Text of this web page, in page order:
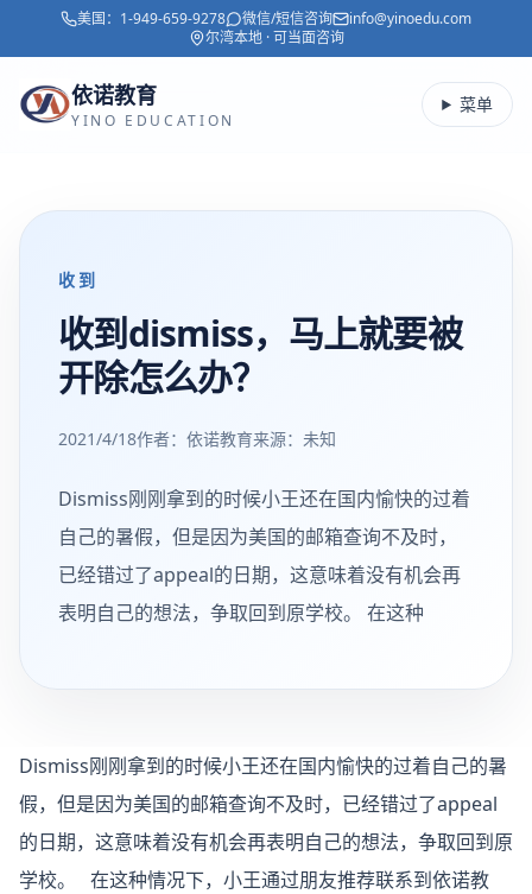
美国： 1-949-659-9278 微信/短信咨询
info@yinoedu.com
尔湾本地 · 可当面咨询
依诺教育
YINO EDUCATION
菜单
收到
收到dismiss，马上就要被
开除怎么办？
2021/4/18作者：依诺教育来源： 未知
Dismiss刚刚拿到的时候小王还在国内愉快的过着
自己的暑假，但是因为美国的邮箱查询不及时，
已经错过了appeal的日期，这意味着没有机会再
表明自己的想法，争取回到原学校。 在这种
Dismiss刚刚拿到的时候小王还在国内愉快的过着自己的暑
假，但是因为美国的邮箱查询不及时，已经错过了appeal
的日期，这意味着没有机会再表明自己的想法，争取回到原
学校。
在这种情况下，小王通过朋友推荐联系到依诺教